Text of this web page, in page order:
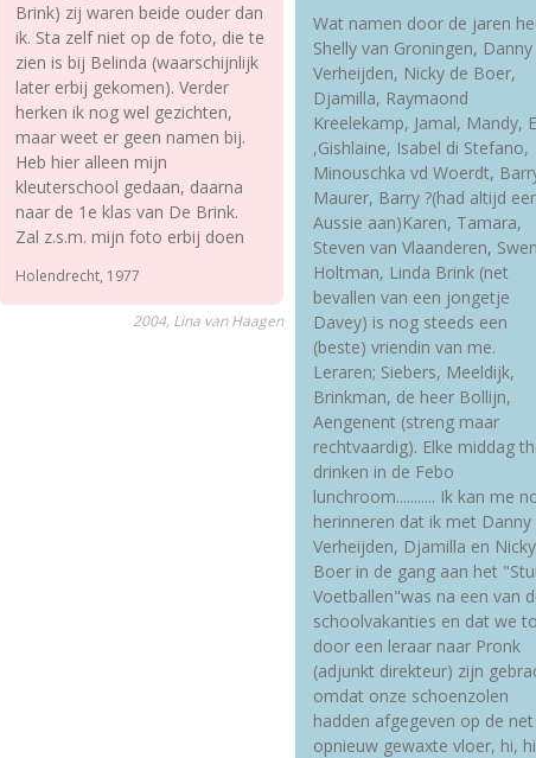
Brink) zij waren beide ouder dan
ik. Sta zelf niet op de foto, die te
zien is bij Belinda (waarschijnlijk
later erbij gekomen). Verder
herken ik nog wel gezichten,
maar weet er geen namen bij.
Heb hier alleen mijn
kleuterschool gedaan, daarna
naar de 1e klas van De Brink.
Zal z.s.m. mijn foto erbij doen
Holendrecht, 1977
2004, Lina van Haagen
Wat namen door de jaren
Shelly van Groningen, Danny
Verheijden, Nicky de Boer,
Djamilla, Raymaond
Kreelekamp, Jamal, Mandy,
,Gishlaine, Isabel di Stefano,
Minouschka vd Woerdt,
Maurer, Barry ?(had altijd
Aussie aan)Karen, Tamara,
Steven van Vlaanderen,
Holtman, Linda Brink (net
bevallen van een jongetje
Davey) is nog steeds een
(beste) vriendin van me.
Leraren; Siebers, Meeldijk,
Brinkman, de heer Bollijn,
Aengenent (streng maar
rechtvaardig). Elke middag
drinken in de Febo
lunchroom........... Ik kan me
herinneren dat ik met Danny
Verheijden, Djamilla en
Boer in de gang aan het
Voetballen"was na een van
schoolvakanties en dat we
door een leraar naar Pronk
(adjunkt direkteur) zijn
omdat onze schoenzolen
hadden afgegeven op de net
opnieuw gewaxte vloer, hi,